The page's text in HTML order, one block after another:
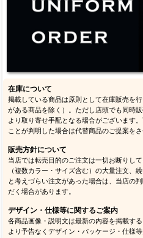
在庫について
掲載している商品は原則として在庫販売を
がある商品を除く）。ただし店頭でも同時
より取り寄せ手配となる場合がございます
ことが判明した場合は代替商品のご提案を
販売方針について
当店では転売目的のご注文は一切お断りし
（複数カラー・サイズ含む）の大量注文、
と考えづらい注文があった場合は、当店の
だく場合があります。
デザイン・仕様等に関するご案内
各商品画像・説明文は最新の内容を掲載す
より予告なくデザイン・パッケージ・仕様